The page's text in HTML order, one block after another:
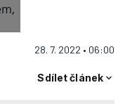
28. 7. 2022 • 06:00
Sdílet článek